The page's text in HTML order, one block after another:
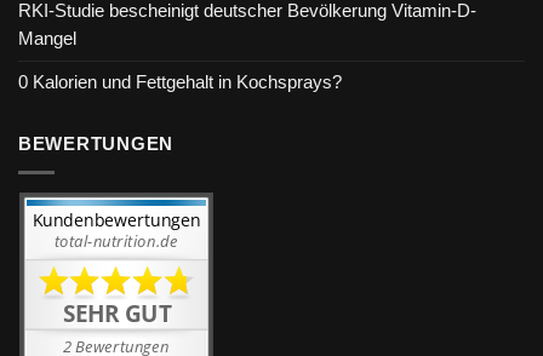
RKI-Studie bescheinigt deutscher Bevölkerung Vitamin-D-
Mangel
0 Kalorien und Fettgehalt in Kochsprays?
BEWERTUNGEN